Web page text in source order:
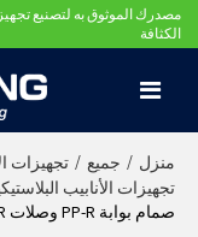
مصدرك الموثوق به لتصنيع
الكثافة
منزل / جميع / تجهيزات
تجهيزات الأنابيب
صمام بوابة PP-R وصلات PPR مقبس Fusion PN25